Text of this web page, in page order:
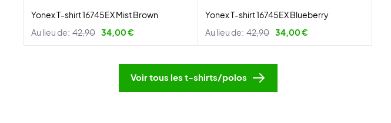
Yonex T-shirt 16745EX Mist Brown
Au lieu de: 42,90 34,00 €
Yonex T-shirt 16745EX Blueberry
Au lieu de: 42,90 34,00 €
Voir tous les t-shirts/polos